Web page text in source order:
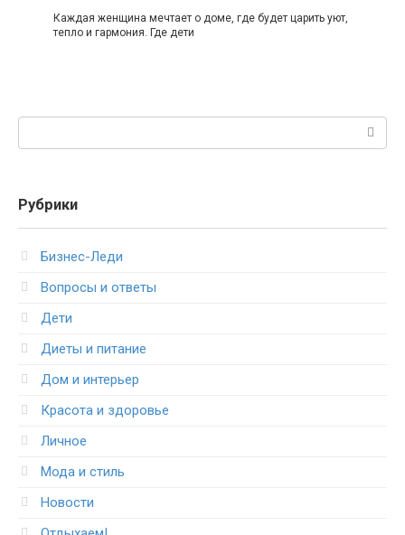
Каждая женщина мечтает о доме, где будет царить уют,
тепло и гармония. Где дети
Рубрики
Бизнес-Леди
Вопросы и ответы
Дети
Диеты и питание
Дом и интерьер
Красота и здоровье
Личное
Мода и стиль
Новости